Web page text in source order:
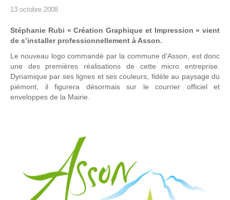
13 octobre 2008
Stéphanie Rubi « Création Graphique et Impression » vient
de s’installer professionnellement à Asson.
Le nouveau logo commandé par la commune d’Asson, est donc
une des premières réalisations de cette micro entreprise.
Dynamique par ses lignes et ses couleurs, fidèle au paysage du
piémont, il figurera désormais sur le courrier officiel et
enveloppes de la Mairie.